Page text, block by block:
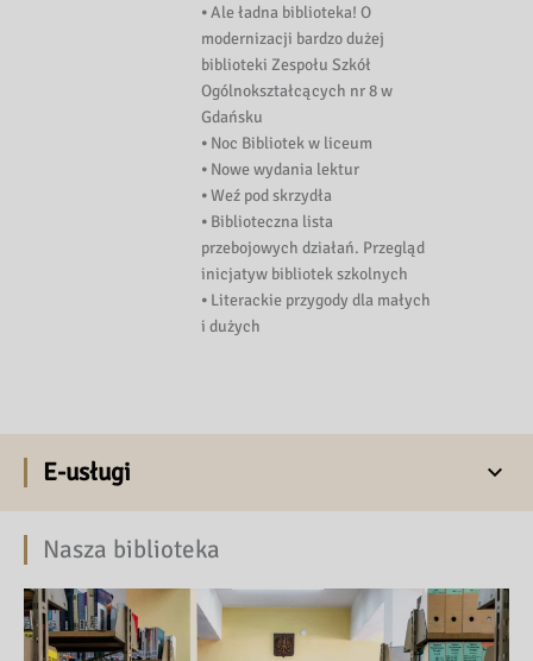
⦁ Ale ładna biblioteka! O
modernizacji bardzo dużej
biblioteki Zespołu Szkół
Ogólnokształcących nr 8 w
Gdańsku
⦁ Noc Bibliotek w liceum
⦁ Nowe wydania lektur
⦁ Weź pod skrzydła
⦁ Biblioteczna lista
przebojowych działań. Przegląd
inicjatyw bibliotek szkolnych
⦁ Literackie przygody dla małych
i dużych
E-usługi
Nasza biblioteka